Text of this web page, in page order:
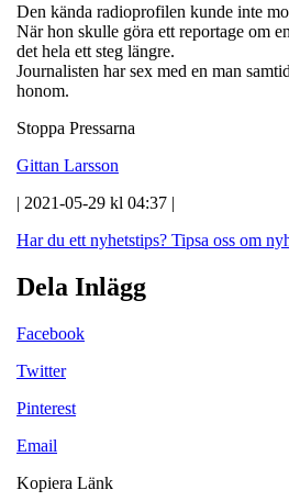
Den kända radioprofilen kunde inte
När hon skulle göra ett reportage om
det hela ett steg längre.
Journalisten har sex med en man
honom.
Stoppa Pressarna
Gittan Larsson
| 2021-05-29 kl 04:37 |
Har du ett nyhetstips? Tipsa oss om
Dela Inlägg
Facebook
Twitter
Pinterest
Email
Kopiera Länk